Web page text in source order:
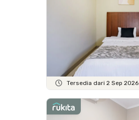
Tersedia dari 2 Sep 2026